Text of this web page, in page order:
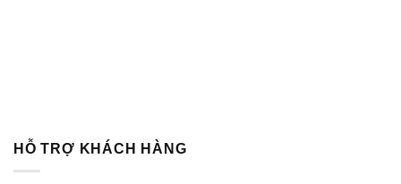
HỖ TRỢ KHÁCH HÀNG